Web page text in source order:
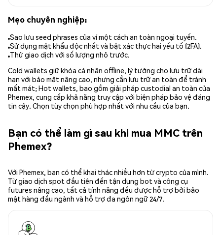
Mẹo chuyên nghiệp:
Sao lưu seed phrases của ví một cách an toàn ngoại tuyến.
Sử dụng mật khẩu độc nhất và bật xác thực hai yếu tố (2FA).
Thử giao dịch với số lượng nhỏ trước.
Cold wallets giữ khóa cá nhân offline, lý tưởng cho lưu trữ dài
hạn với bảo mật nâng cao, nhưng cần lưu trữ an toàn để tránh
mất mát; Hot wallets, bao gồm giải pháp custodial an toàn của
Phemex, cung cấp khả năng truy cập với biện pháp bảo vệ đáng
tin cậy. Chọn tùy chọn phù hợp nhất với nhu cầu của bạn.
Bạn có thể làm gì sau khi mua MMC trên
Phemex?
Với Phemex, bạn có thể khai thác nhiều hơn từ crypto của mình.
Từ giao dịch spot đầu tiên đến tận dụng bot và công cụ
futures nâng cao, tất cả tính năng đều được hỗ trợ bởi bảo
mật hàng đầu ngành và hỗ trợ đa ngôn ngữ 24/7.